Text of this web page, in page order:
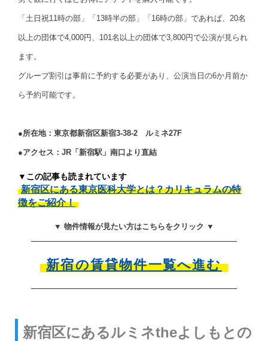
「土日祝11時の部」「13時半の部」「16時の部」であれば、20名
以上の団体で4,000円、101名以上の団体で3,800円で公演が見られ
ます。
グループ割引は事前に予約する必要があり、公演当日の6か月前か
ら予約可能です。
●所在地：東京都新宿区新宿3-38-2 ルミネ27F
●アクセス：JR「新宿駅」南口より直結
▼この記事も読まれています
新宿区にある東京医科大学とは？カリキュラムの特
徴をご紹介！
▼ 物件情報が見たい方はこちらをクリック ▼
新宿の賃貸物件一覧へ進む
新宿区にあるルミネtheよしもとの